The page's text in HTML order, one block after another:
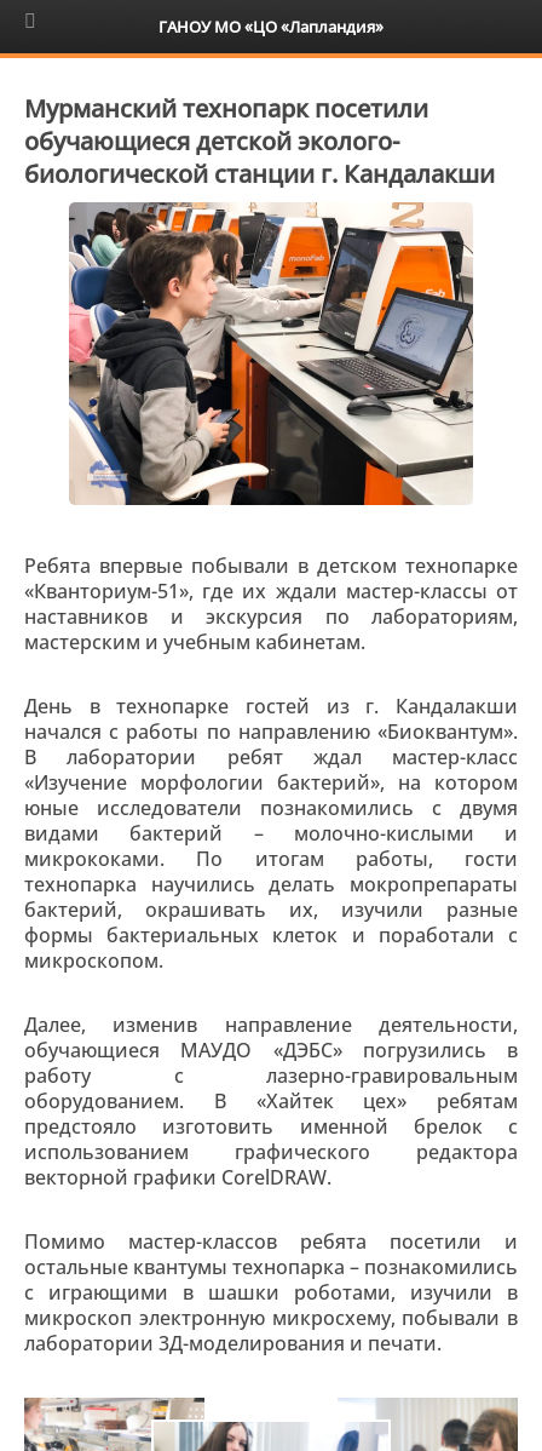
6+
Мурманский технопарк посетили
обучающиеся детской эколого-
биологической станции г. Кандалакши
Ребята впервые побывали в детском технопарке
«Кванториум-51», где их ждали мастер-классы от
наставников и экскурсия по лабораториям,
мастерским и учебным кабинетам.
День в технопарке гостей из г. Кандалакши
начался с работы по направлению «Биоквантум».
В лаборатории ребят ждал мастер-класс
«Изучение морфологии бактерий», на котором
юные исследователи познакомились с двумя
видами бактерий – молочно-кислыми и
микрококами. По итогам работы, гости
технопарка научились делать мокропрепараты
бактерий, окрашивать их, изучили разные
формы бактериальных клеток и поработали с
микроскопом.
Далее, изменив направление деятельности,
обучающиеся МАУДО «ДЭБС» погрузились в
работу с лазерно-гравировальным
оборудованием. В «Хайтек цех» ребятам
предстояло изготовить именной брелок с
использованием графического редактора
векторной графики CorelDRAW.
Помимо мастер-классов ребята посетили и
остальные квантумы технопарка – познакомились
с играющими в шашки роботами, изучили в
микроскоп электронную микросхему, побывали в
лаборатории 3Д-моделирования и печати.
ГАНОУ МО «ЦО «Лапландия»